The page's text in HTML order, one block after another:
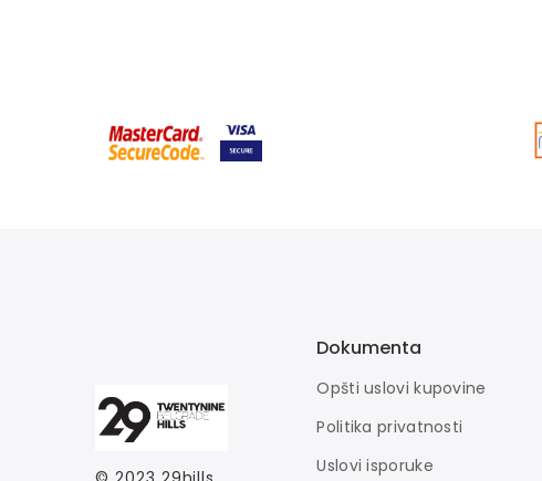
Dokumenta
Opšti uslovi kupovine
Politika privatnosti
Uslovi isporuke